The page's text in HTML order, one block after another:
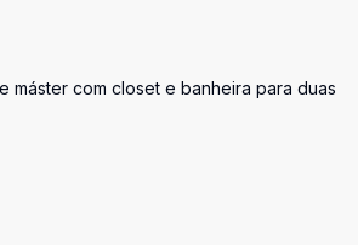
máster com closet e banheira para duas